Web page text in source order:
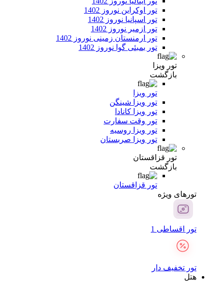
تور اوکراین نوروز 1402
تور اسپانیا نوروز 1402
تور ازمیر نوروز 1402
تور ارمنستان زمینی نوروز 1402
تور بمبئی گوا نوروز 1402
تور ویزا
بازگشت
تور ویزا
تور ویزا شینگن
تور ویزا کانادا
تور وقت سفارت
تور ویزا روسیه
تور ویزا صربستان
تور قزاقستان
بازگشت
تور قزاقستان
تور‌های ویژه
تور اقساطی 1
تور تخفیف دار
هتل